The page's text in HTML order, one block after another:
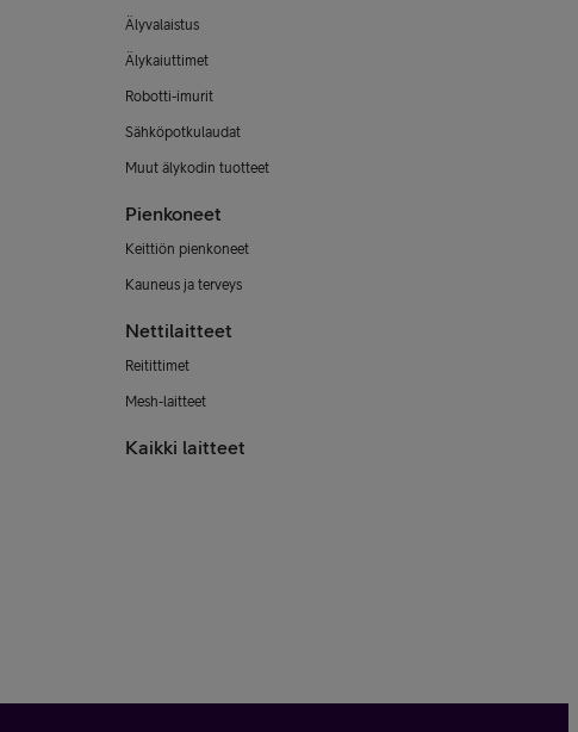
Älyvalaistus
Älykaiuttimet
Robotti-imurit
Sähköpotkulaudat
Muut älykodin tuotteet
Pienkoneet
Keittiön pienkoneet
Kauneus ja terveys
Nettilaitteet
Reitittimet
Mesh-laitteet
Kaikki laitteet